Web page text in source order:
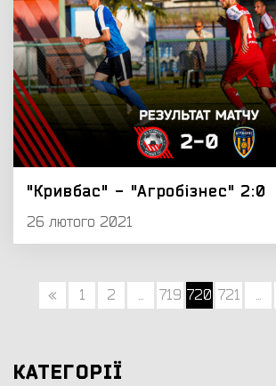
"Кривбас" - "Агробізнес" 2:0
26 лютого 2021
« 1 2 ... 719 720 721 ...
КАТЕГОРІЇ